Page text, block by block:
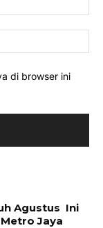
di browser ini
Agustus Ini
Jaya